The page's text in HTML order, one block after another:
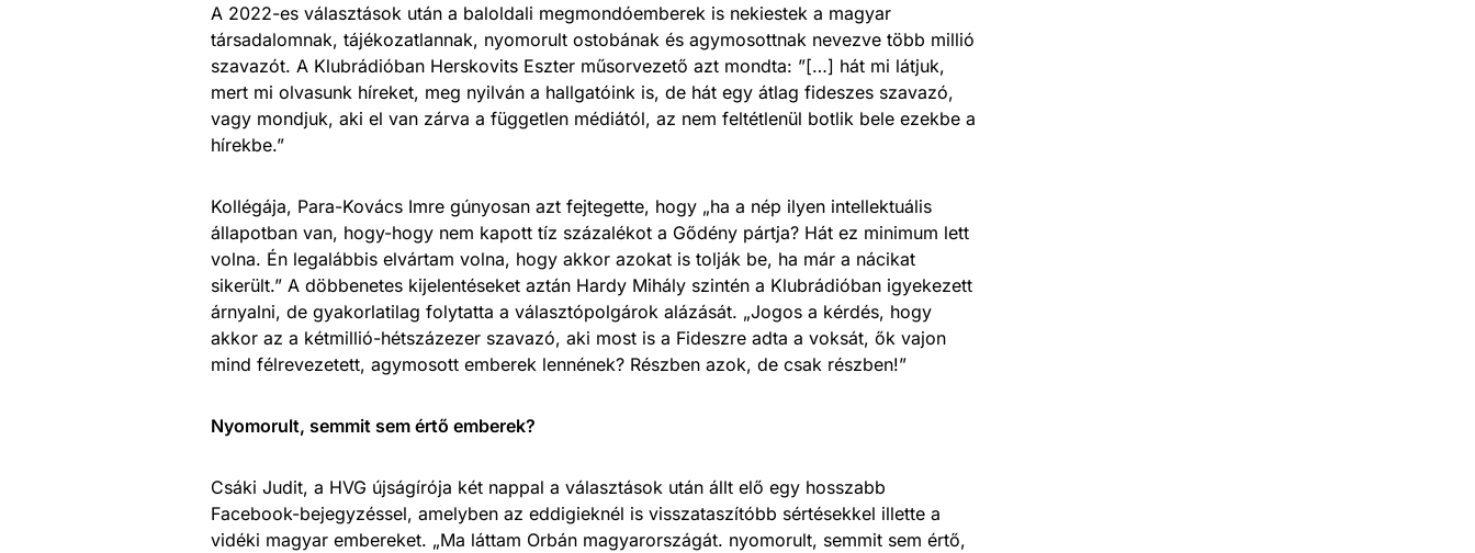
A 2022-es választások után a baloldali megmondóemberek is nekiestek a magyar
társadalomnak, tájékozatlannak, nyomorult ostobának és agymosottnak nevezve több millió
szavazót. A Klubrádióban Herskovits Eszter műsorvezető azt mondta: ”[…] hát mi látjuk,
mert mi olvasunk híreket, meg nyilván a hallgatóink is, de hát egy átlag fideszes szavazó,
vagy mondjuk, aki el van zárva a független médiától, az nem feltétlenül botlik bele ezekbe a
hírekbe.”
Kollégája, Para-Kovács Imre gúnyosan azt fejtegette, hogy „ha a nép ilyen intellektuális
állapotban van, hogy-hogy nem kapott tíz százalékot a Gődény pártja? Hát ez minimum lett
volna. Én legalábbis elvártam volna, hogy akkor azokat is tolják be, ha már a nácikat
sikerült.” A döbbenetes kijelentéseket aztán Hardy Mihály szintén a Klubrádióban igyekezett
árnyalni, de gyakorlatilag folytatta a választópolgárok alázását. „Jogos a kérdés, hogy
akkor az a kétmillió-hétszázezer szavazó, aki most is a Fideszre adta a voksát, ők vajon
mind félrevezetett, agymosott emberek lennének? Részben azok, de csak részben!”
Nyomorult, semmit sem értő emberek?
Csáki Judit, a HVG újságírója két nappal a választások után állt elő egy hosszabb
Facebook-bejegyzéssel, amelyben az eddigieknél is visszataszítóbb sértésekkel illette a
vidéki magyar embereket. „Ma láttam Orbán magyarországát. nyomorult, semmit sem értő,